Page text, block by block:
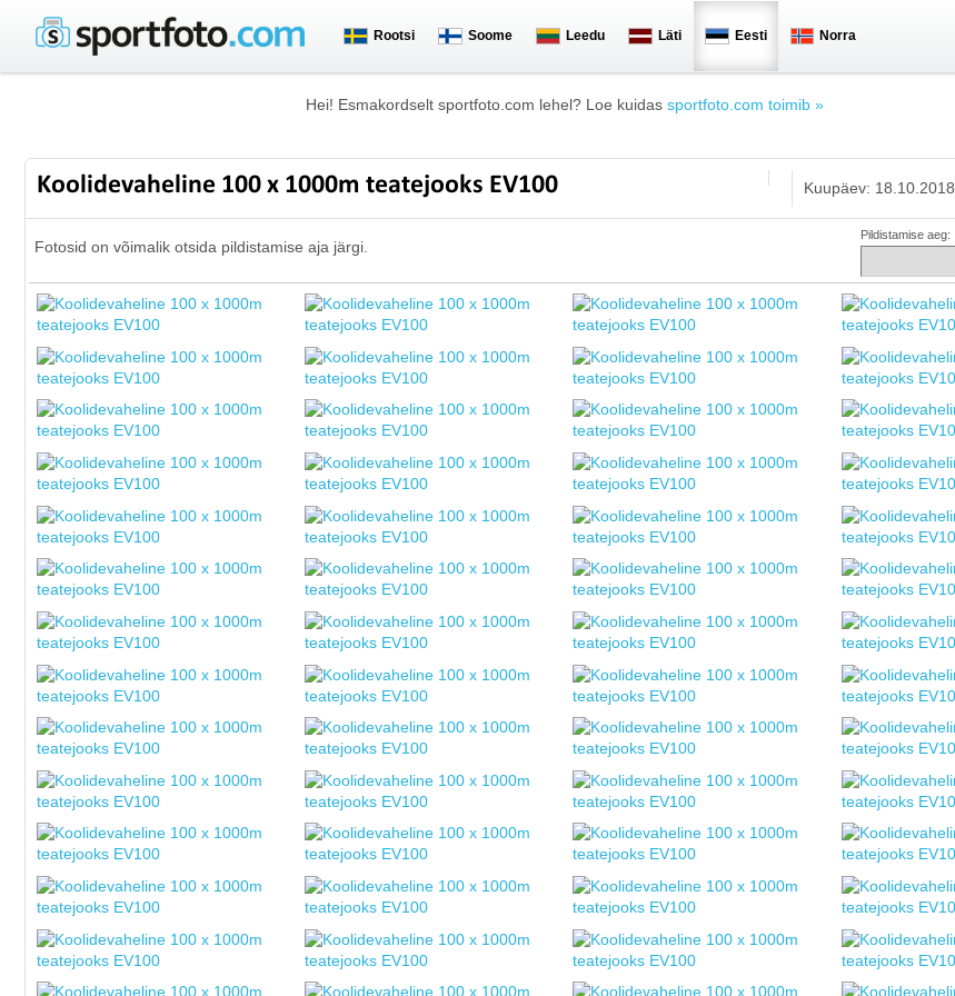
Rootsi Soome Leedu Läti Eesti Norra
Hei! Esmakordselt sportfoto.com lehel? Loe kuidas sportfoto.com toimib »
Koolidevaheline 100 x 1000m teatejooks EV100 Kuupäev: 18.10.2018
Fotosid on võimalik otsida pildistamise aja järgi.
Pildistamise aeg: